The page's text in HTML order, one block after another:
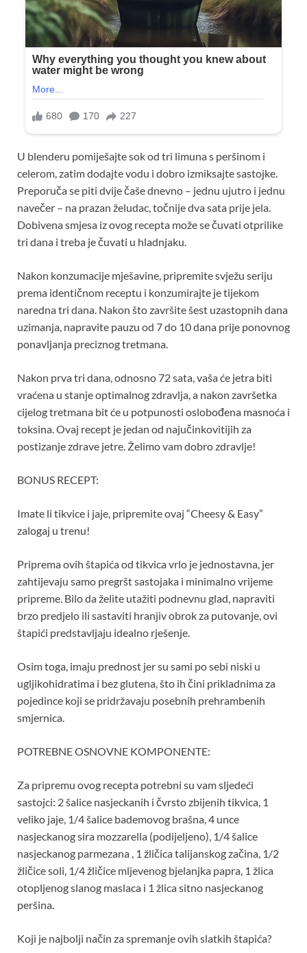
U blenderu pomiješajte sok od tri limuna s peršinom i
celerom, zatim dodajte vodu i dobro izmiksajte sastojke.
Preporuča se piti dvije čaše dnevno – jednu ujutro i jednu
navečer – na prazan želudac, točnije dva sata prije jela.
Dobivena smjesa iz ovog recepta može se čuvati otprilike
tri dana i treba je čuvati u hladnjaku.
Nakon konzumacije mješavine, pripremite svježu seriju
prema identičnom receptu i konzumirajte je tijekom
naredna tri dana. Nakon što završite šest uzastopnih dana
uzimanja, napravite pauzu od 7 do 10 dana prije ponovnog
ponavljanja preciznog tretmana.
Nakon prva tri dana, odnosno 72 sata, vaša će jetra biti
vraćena u stanje optimalnog zdravlja, a nakon završetka
cijelog tretmana bit će u potpunosti oslobođena masnoća i
toksina. Ovaj recept je jedan od najučinkovitijih za
postizanje zdrave jetre. Želimo vam dobro zdravlje!
BONUS RECEPT:
Imate li tikvice i jaje, pripremite ovaj “Cheesy & Easy”
zalogaj u trenu!
Priprema ovih štapića od tikvica vrlo je jednostavna, jer
zahtijevaju samo pregršt sastojaka i minimalno vrijeme
pripreme. Bilo da želite utažiti podnevnu glad, napraviti
brzo predjelo ili sastaviti hranjiv obrok za putovanje, ovi
štapići predstavljaju idealno rješenje.
Osim toga, imaju prednost jer su sami po sebi niski u
ugljikohidratima i bez glutena, što ih čini prikladnima za
pojedince koji se pridržavaju posebnih prehrambenih
smjernica.
POTREBNE OSNOVNE KOMPONENTE:
Za pripremu ovog recepta potrebni su vam sljedeći
sastojci: 2 šalice nasjeckanih i čvrsto zbijenih tikvica, 1
veliko jaje, 1/4 šalice bademovog brašna, 4 unce
nasjeckanog sira mozzarella (podijeljeno), 1/4 šalice
nasjeckanog parmezana , 1 žličica talijanskog začina, 1/2
žličice soli, 1/4 žličice mljevenog bjelanjka papra, 1 žlica
otopljenog slanog maslaca i 1 žlica sitno nasjeckanog
peršina.
Koji je najbolji način za spremanje ovih slatkih štapića?